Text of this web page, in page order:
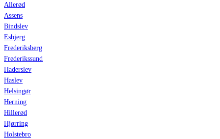
Allerød
Assens
Bindslev
Esbjerg
Frederiksberg
Frederikssund
Haderslev
Haslev
Helsingør
Herning
Hillerød
Hjørring
Holstebro